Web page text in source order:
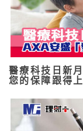
醫療科技日新
您的保障跟得上